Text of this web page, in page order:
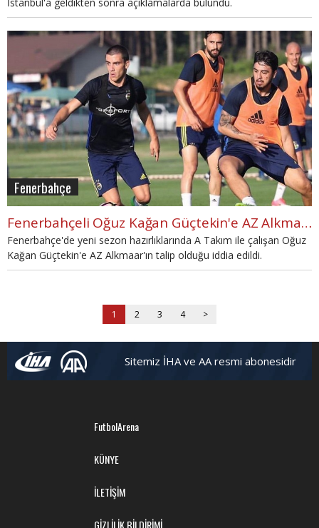
Fenerbahçe
Fenerbahçeli Oğuz Kağan Güçtekin'e AZ Alkmaar talip
Fenerbahçe'de yeni sezon hazırlıklarında A Takım ile çalışan Oğuz
Kağan Güçtekin'e AZ Alkmaar'ın talip olduğu iddia edildi.
1 2 3 4 >
Sitemiz İHA ve AA resmi abonesidir
FutbolArena
KÜNYE
İLETİŞİM
GİZLİLİK BİLDİRİMİ